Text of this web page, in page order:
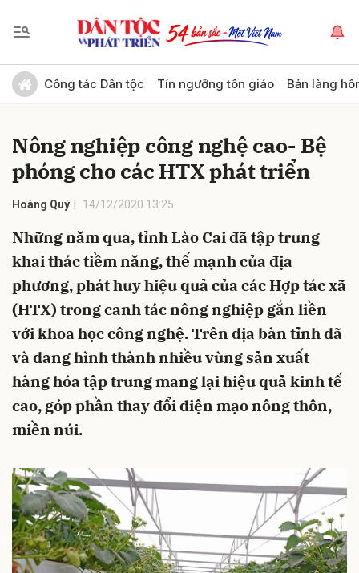
Công tác Dân tộc Tín ngưỡng tôn giáo Bản làng
Nông nghiệp công nghệ cao- Bệ
phóng cho các HTX phát triển
Hoàng Quý 14/12/2020 13:25
Những năm qua, tỉnh Lào Cai đã tập trung
khai thác tiềm năng, thế mạnh của địa
phương, phát huy hiệu quả của các Hợp tác xã
(HTX) trong canh tác nông nghiệp gắn liền
với khoa học công nghệ. Trên địa bàn tỉnh đã
và đang hình thành nhiều vùng sản xuất
hàng hóa tập trung mang lại hiệu quả kinh tế
cao, góp phần thay đổi diện mạo nông thôn,
miền núi.
Gửi bình luận
Hủy Gửi